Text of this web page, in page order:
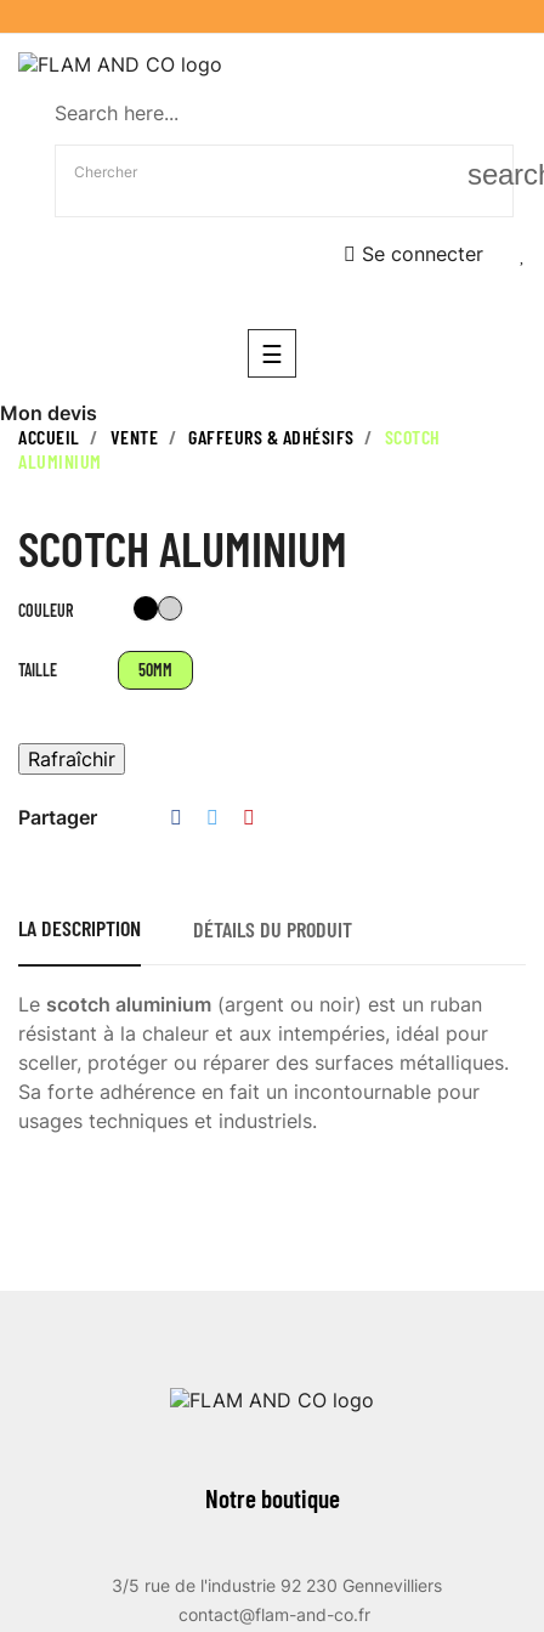
Search here...
Se connecter
Basculer
la
☰
Mon devis
ACCUEIL VENTE GAFFEURS & ADHÉSIFS
SCOTCH
ALUMINIUM
SCOTCH ALUMINIUM
COULEUR NoirArgent
Gris
TAILLE 50MM
Partager
LA DESCRIPTION DÉTAILS DU PRODUIT
Le scotch aluminium (argent ou noir) est un ruban
résistant à la chaleur et aux intempéries, idéal pour
sceller, protéger ou réparer des surfaces métalliques.
Sa forte adhérence en fait un incontournable pour
usages techniques et industriels.
Notre boutique
3/5 rue de l'industrie 92 230 Gennevilliers
contact@flam-and-co.fr